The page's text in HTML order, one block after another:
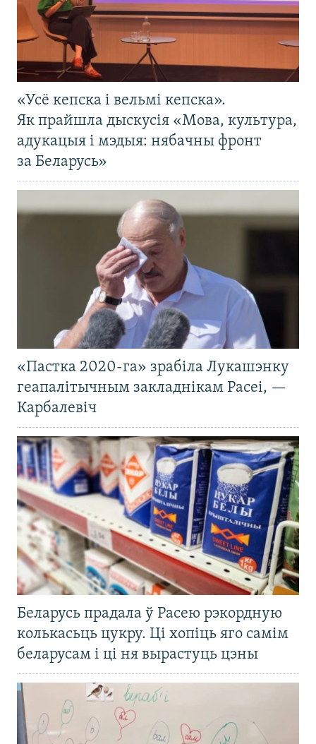
«Усё кепска і вельмі кепска».
Як прайшла дыскусія «Мова, культура,
адукацыя і мэдыя: нябачны фронт
за Беларусь»
«Пастка 2020-га» зрабіла Лукашэнку
геапалітычным закладнікам Расеі, —
Карбалевіч
Беларусь прадала ў Расею рэкордную
колькасьць цукру. Ці хопіць яго самім
беларусам і ці ня вырастуць цэны